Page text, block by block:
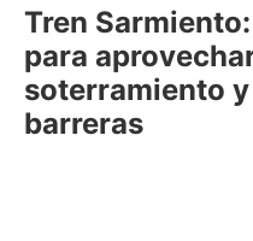
Tren
para
soterramiento
barreras